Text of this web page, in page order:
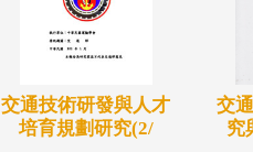
交通技術研發與人才
培育規劃研究(2/
交
究